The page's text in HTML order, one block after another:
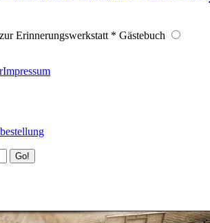
Erinnerungswerkstatt * Gästebuch
Impressum